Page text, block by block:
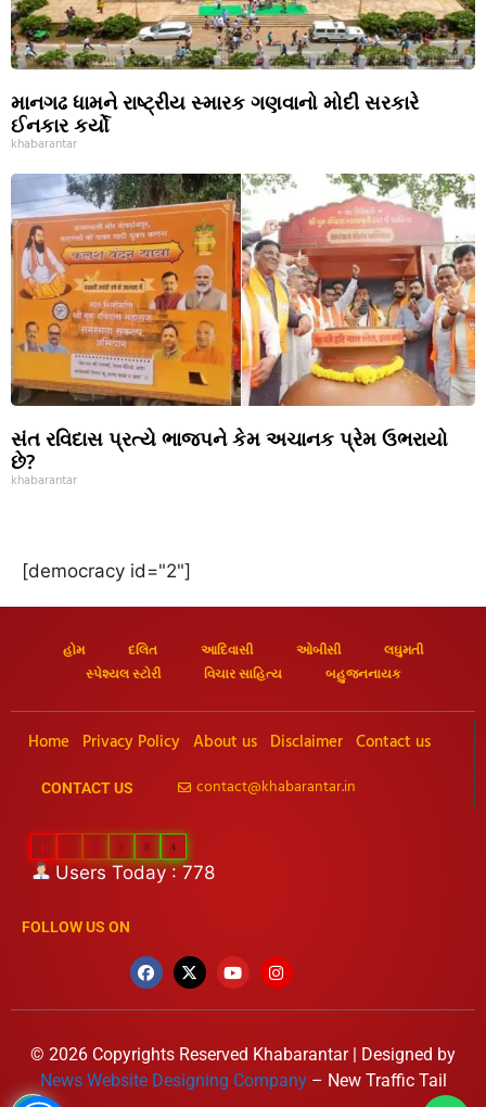
માનગઢ ધામને રાષ્ટ્રીય સ્મારક ગણવાનો મોદી સરકારે
ઈનકાર કર્યો
khabarantar
સંત રવિદાસ પ્રત્યે ભાજપને કેમ અચાનક પ્રેમ ઉભરાયો
છે?
khabarantar
[democracy id="2"]
હોમ દલિત આદિવાસી ઓબીસી
લઘુમતી
સ્પેશ્યલ સ્ટોરી
વિચાર સાહિત્ય બહુજનનાયક
Home Privacy Policy About us Disclaimer Contact us
CONTACT US contact@khabarantar.in
1 1 8 4
Users Today : 778
FOLLOW US ON
© 2026 Copyrights Reserved Khabarantar | Designed by
News Website Designing Company – New Traffic Tail